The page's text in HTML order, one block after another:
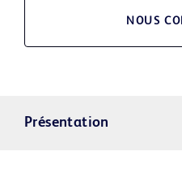
NOUS
Présentation